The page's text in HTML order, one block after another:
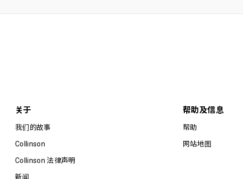
关于
我们的故事
Collinson
Collinson 法律声明
新闻
帮助及信息
帮助
网站地图